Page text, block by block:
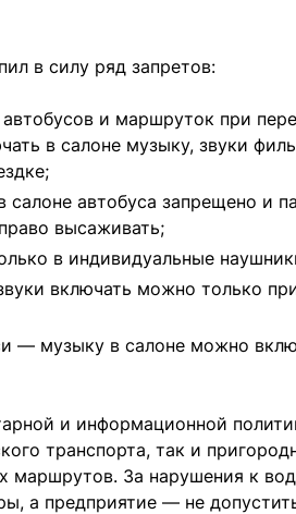
в силу ряд запретов:
и маршруток при
в салоне музыку, звуки
салоне автобуса запрещено и
высаживать;
в индивидуальные
включать можно только
— музыку в салоне можно
и информационной
транспорта, так и
За нарушения к
а предприятие — не